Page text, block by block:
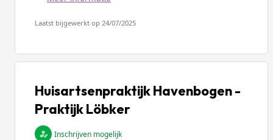
Laatst bijgewerkt op 24/07/2025
Huisartsenpraktijk Havenbogen -
Praktijk Löbker
Inschrijven mogelijk